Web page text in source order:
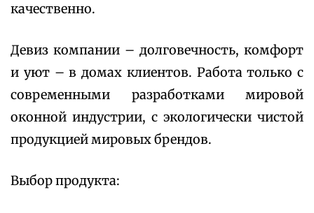
качественно.
Девиз компании – долговечность, комфорт
и уют – в домах клиентов. Работа только с
современными разработками мировой
оконной индустрии, с экологически чистой
продукцией мировых брендов.
Выбор продукта: